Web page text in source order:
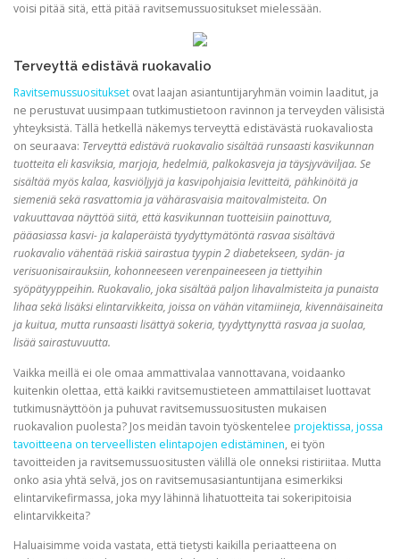
voisi pitää sitä, että pitää ravitsemussuositukset mielessään.
Terveyttä edistävä ruokavalio
Ravitsemussuositukset ovat laajan asiantuntijaryhmän voimin laaditut, ja
ne perustuvat uusimpaan tutkimustietoon ravinnon ja terveyden välisistä
yhteyksistä. Tällä hetkellä näkemys terveyttä edistävästä ruokavaliosta
on seuraava: Terveyttä edistävä ruokavalio sisältää runsaasti kasvikunnan
tuotteita eli kasviksia, marjoja, hedelmiä, palkokasveja ja täysjyväviljaa. Se
sisältää myös kalaa, kasviöljyjä ja kasvipohjaisia levitteitä, pähkinöitä ja
siemeniä sekä rasvattomia ja vähärasvaisia maitovalmisteita. On
vakuuttavaa näyttöä siitä, että kasvikunnan tuotteisiin painottuva,
pääasiassa kasvi- ja kalaperäistä tyydyttymätöntä rasvaa sisältävä
ruokavalio vähentää riskiä sairastua tyypin 2 diabetekseen, sydän- ja
verisuonisairauksiin, kohonneeseen verenpaineeseen ja tiettyihin
syöpätyyppeihin. Ruokavalio, joka sisältää paljon lihavalmisteita ja punaista
lihaa sekä lisäksi elintarvikkeita, joissa on vähän vitamiineja, kivennäisaineita
ja kuitua, mutta runsaasti lisättyä sokeria, tyydyttynyttä rasvaa ja suolaa,
lisää sairastuvuutta.
Vaikka meillä ei ole omaa ammattivalaa vannottavana, voidaanko
kuitenkin olettaa, että kaikki ravitsemustieteen ammattilaiset luottavat
tutkimusnäyttöön ja puhuvat ravitsemussuositusten mukaisen
ruokavalion puolesta? Jos meidän tavoin työskentelee projektissa, jossa
tavoitteena on terveellisten elintapojen edistäminen, ei työn
tavoitteiden ja ravitsemussuositusten välillä ole onneksi ristiriitaa. Mutta
onko asia yhtä selvä, jos on ravitsemusasiantuntijana esimerkiksi
elintarvikefirmassa, joka myy lähinnä lihatuotteita tai sokeripitoisia
elintarvikkeita?
Haluaisimme voida vastata, että tietysti kaikilla periaatteena on